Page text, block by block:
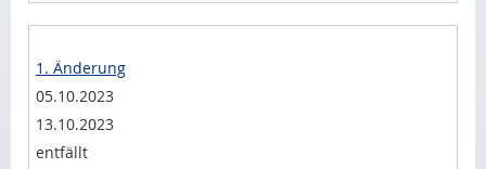
1. Änderung
05.10.2023
13.10.2023
entfällt